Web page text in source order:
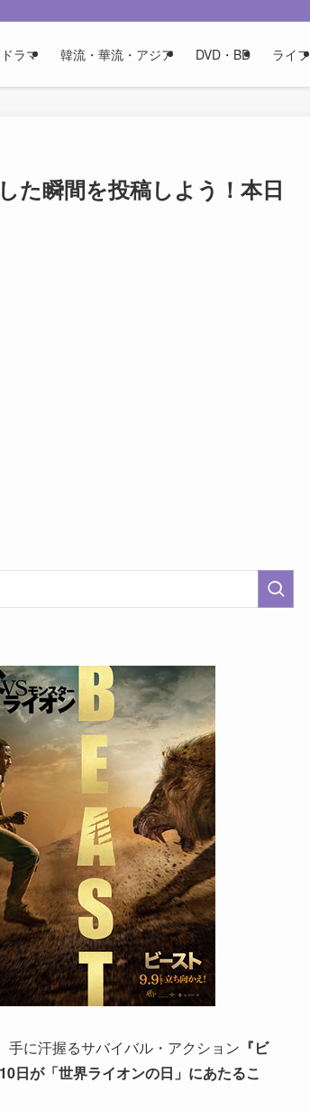
ラマ 韓流・華流・アジア DVD・BD ライフ
た瞬間を投稿しよう！本日
に汗握るサバイバル・アクション 『ビ
日が「世界ライオンの日」にあたるこ